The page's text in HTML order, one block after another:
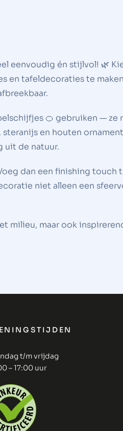
eenvoudig én stijlvol! 🌿
en tafeldecoraties te
🍊 gebruiken —
en houten
uit de natuur.
dan een finishing
niet alleen een
milieu, maar ook
t/m vrijdag
– 17:00 uur